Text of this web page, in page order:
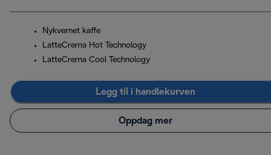
Nykvernet kaffe
LatteCrema Hot Technology
LatteCrema Cool Technology
Legg til i handlekurven
Oppdag mer